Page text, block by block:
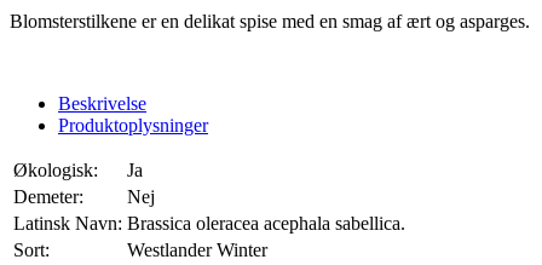
Blomsterstilkene er en delikat spise med en smag af ært og asparges.
Beskrivelse
Produktoplysninger
Økologisk:
Ja
Demeter:
Nej
Latinsk Navn: Brassica oleracea acephala sabellica.
Sort:
Westlander Winter